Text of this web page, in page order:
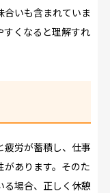
いも含まれていま
すくなると理解すれ
疲労が蓄積し、仕事
あります。そのた
る場合、正しく休憩